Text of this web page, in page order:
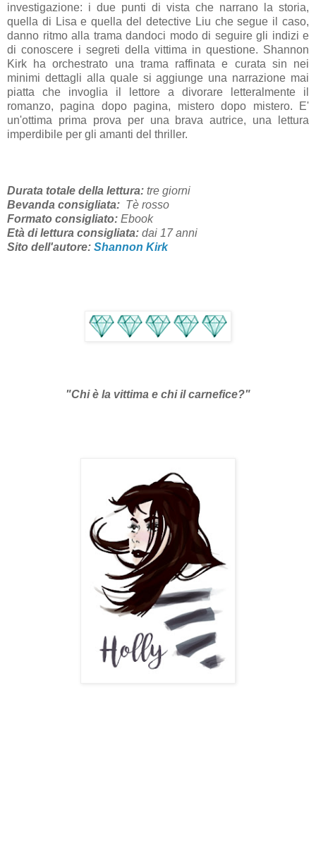
investigazione: i due punti di vista che narrano la storia,
quella di Lisa e quella del detective Liu che segue il caso,
danno ritmo alla trama dandoci modo di seguire gli indizi e
di conoscere i segreti della vittima in questione. Shannon
Kirk ha orchestrato una trama raffinata e curata sin nei
minimi dettagli alla quale si aggiunge una narrazione mai
piatta che invoglia il lettore a divorare letteralmente il
romanzo, pagina dopo pagina, mistero dopo mistero. E'
un'ottima prima prova per una brava autrice, una lettura
imperdibile per gli amanti del thriller.
Durata totale della lettura: tre giorni
Bevanda consigliata: Tè rosso
Formato consigliato: Ebook
Età di lettura consigliata: dai 17 anni
Sito dell'autore: Shannon Kirk
"Chi è la vittima e chi il carnefice?"